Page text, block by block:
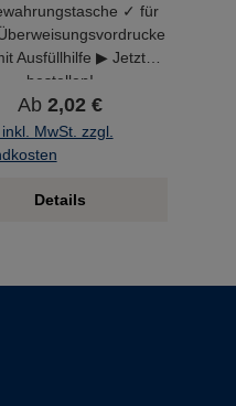
✓ für
Ausfüllhilfe ▶ Jetzt
bestellen!
Ab2,02 €
MwSt. zzgl.
Details